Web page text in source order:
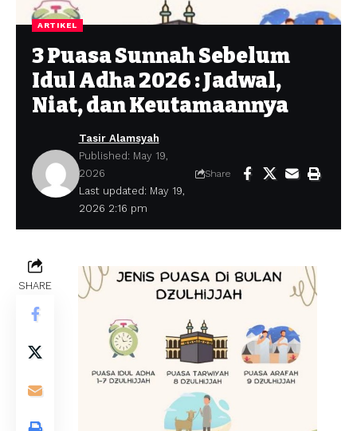
ARTIKEL
3 Puasa Sunnah Sebelum
Idul Adha 2026 : Jadwal,
Niat, dan Keutamaannya
Last updated: May 19,
2026 2:16 pm
Tasir Alamsyah
Published: May 19,
2026
Share
SHARE